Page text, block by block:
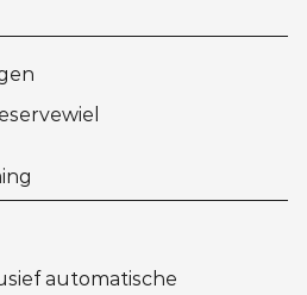
automatische